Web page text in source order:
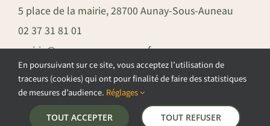
5 place de la mairie, 28700 Aunay-Sous-Auneau
02 37 31 81 01
mairie@aunay-sous-auneau.fr
©COPYRIGHT 2026 – COMMUNE DE AUNAY-SOUS-AUNEAU –
POLITIQUE DE CONFIDENTIALITÉ
GESTION DES COOKIES –
En poursuivant sur ce site, vous acceptez l’utilisation de
traceurs (cookies) qui ont pour finalité de faire des statistiques
de mesures d’audience. Réglages
TOUT ACCEPTER TOUT REFUSER